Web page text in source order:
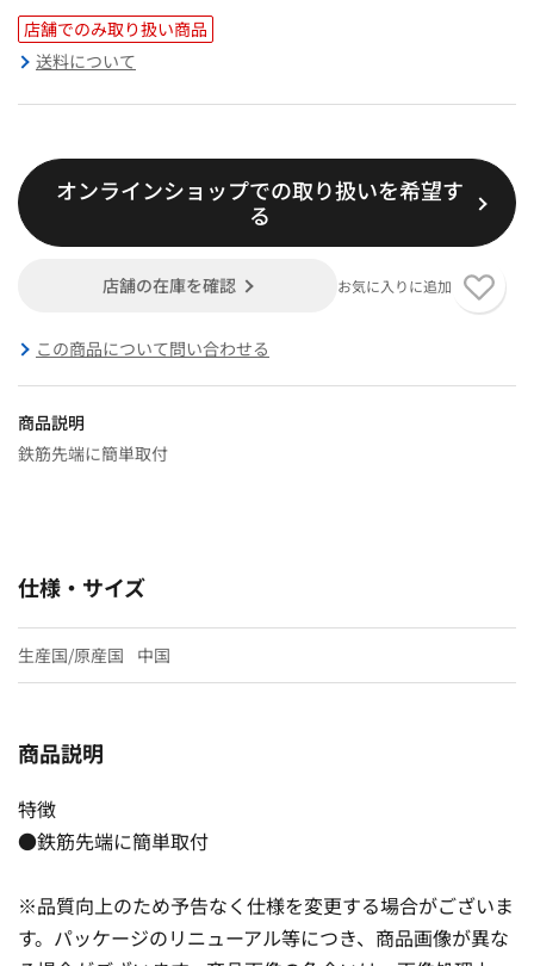
店舗でのみ取り扱い商品
送料について
オンラインショップでの取り扱いを希望す
る
店舗の在庫を確認 お気に入りに追加
この商品について問い合わせる
商品説明
鉄筋先端に簡単取付
仕様・サイズ
生産国/原産国 中国
商品説明
特徴
●鉄筋先端に簡単取付
※品質向上のため予告なく仕様を変更する場合がございま
す。パッケージのリニューアル等につき、商品画像が異な